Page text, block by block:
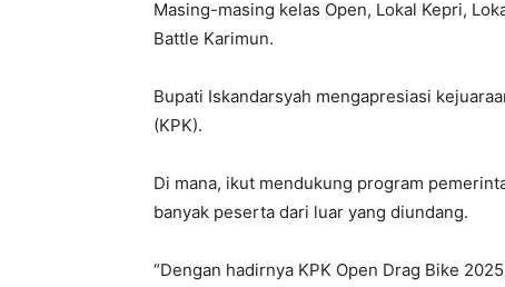
Masing-masing kelas Open, Lokal Kepri,
Battle Karimun.
Bupati Iskandarsyah mengapresiasi
(KPK).
Di mana, ikut mendukung program
banyak peserta dari luar yang diundang.
“Dengan hadirnya KPK Open Drag Bike